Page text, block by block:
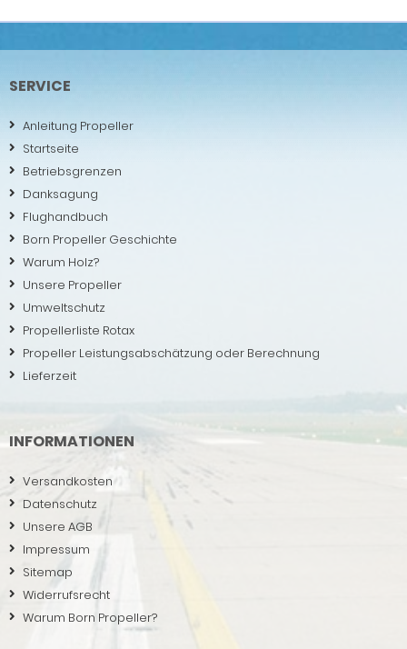
SERVICE
Anleitung Propeller
Startseite
Betriebsgrenzen
Danksagung
Flughandbuch
Born Propeller Geschichte
Warum Holz?
Unsere Propeller
Umweltschutz
Propellerliste Rotax
Propeller Leistungsabschätzung oder Berechnung
Lieferzeit
INFORMATIONEN
Versandkosten
Datenschutz
Unsere AGB
Impressum
Sitemap
Widerrufsrecht
Warum Born Propeller?